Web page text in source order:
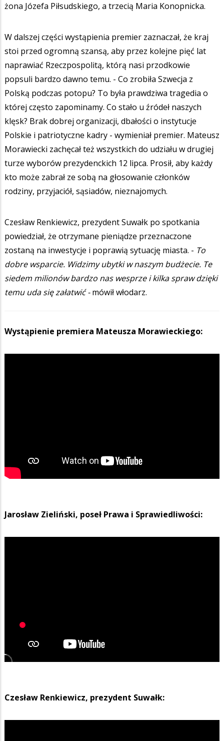
żona Józefa Piłsudskiego, a trzecią Maria Konopnicka.
W dalszej części wystąpienia premier zaznaczał, że kraj
stoi przed ogromną szansą, aby przez kolejne pięć lat
naprawiać Rzeczpospolitą, którą nasi przodkowie
popsuli bardzo dawno temu. - Co zrobiła Szwecja z
Polską podczas potopu? To była prawdziwa tragedia o
której często zapominamy. Co stało u źródeł naszych
klęsk? Brak dobrej organizacji, dbałości o instytucje
Polskie i patriotyczne kadry - wymieniał premier. Mateusz
Morawiecki zachęcał też wszystkich do udziału w drugiej
turze wyborów prezydenckich 12 lipca. Prosił, aby każdy
kto może zabrał ze sobą na głosowanie członków
rodziny, przyjaciół, sąsiadów, nieznajomych.
Czesław Renkiewicz, prezydent Suwałk po spotkania
powiedział, że otrzymane pieniądze przeznaczone
zostaną na inwestycje i poprawią sytuację miasta. - To
dobre wsparcie. Widzimy ubytki w naszym budżecie. Te
siedem milionów bardzo nas wesprze i kilka spraw dzięki
temu uda się załatwić -mówił włodarz.
Wystąpienie premiera Mateusza Morawieckiego:
Jarosław Zieliński, poseł Prawa i Sprawiedliwości:
Czesław Renkiewicz, prezydent Suwałk: